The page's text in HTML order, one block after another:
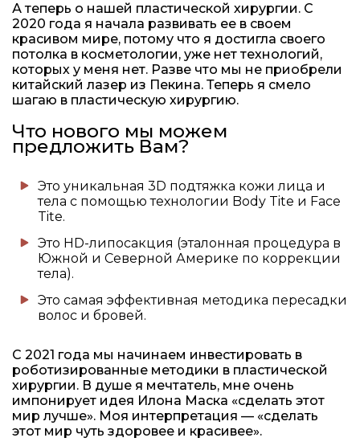
А теперь о нашей пластической хирургии. С
2020 года я начала развивать ее в своем
красивом мире, потому что я достигла своего
потолка в косметологии, уже нет технологий,
которых у меня нет. Разве что мы не приобрели
китайский лазер из Пекина. Теперь я смело
шагаю в пластическую хирургию.
Что нового мы можем
предложить Вам?
Это уникальная 3D подтяжка кожи лица и
тела с помощью технологии Body Tite и Face
Tite.
Это HD-липосакция (эталонная процедура в
Южной и Северной Америке по коррекции
тела).
Это самая эффективная методика пересадки
волос и бровей.
С 2021 года мы начинаем инвестировать в
роботизированные методики в пластической
хирургии. В душе я мечтатель, мне очень
импонирует идея Илона Маска «сделать этот
мир лучше». Моя интерпретация — «сделать
этот мир чуть здоровее и красивее».